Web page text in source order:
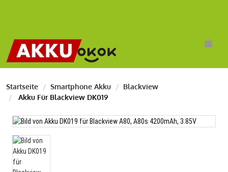
Startseite Smartphone Akku
Blackview
Akku Für Blackview DK019